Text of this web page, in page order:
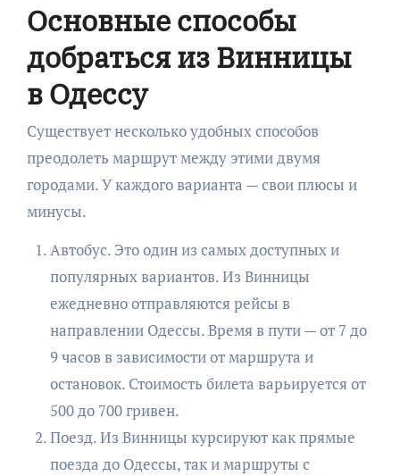
Основные способы
добраться из Винницы
в Одессу
Существует несколько удобных способов
преодолеть маршрут между этими двумя
городами. У каждого варианта — свои плюсы и
минусы.
Автобус. Это один из самых доступных и
популярных вариантов. Из Винницы
ежедневно отправляются рейсы в
направлении Одессы. Время в пути — от 7 до
9 часов в зависимости от маршрута и
остановок. Стоимость билета варьируется от
500 до 700 гривен.
Поезд. Из Винницы курсируют как прямые
поезда до Одессы, так и маршруты с